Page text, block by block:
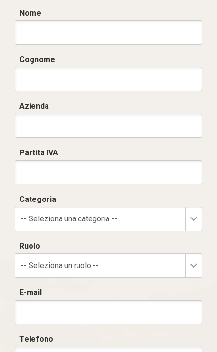
Nome
Cognome
Azienda
Partita IVA
Categoria
-- Seleziona una categoria --
Ruolo
-- Seleziona un ruolo --
E-mail
Telefono